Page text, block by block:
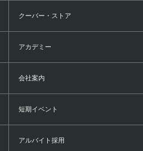
クーバー・ストア
アカデミー
会社案内
短期イベント
アルバイト採用